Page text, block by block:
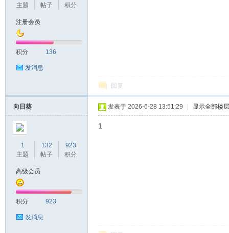
主题
帖子
积分
注册会员
积分 136
发消息
回复
向日葵
1
主题
132
帖子
923
积分
高级会员
积分 923
发消息
发表于 2026-6-28 13:51:29 显示全部楼层
1